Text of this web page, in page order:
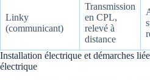
Linky
(communicant)
Transmission
en CPL,
relevé à
distance
Installation électrique et démarches
électrique